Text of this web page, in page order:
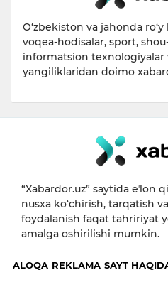
O‘zbekiston va jahonda
voqea-hodisalar, sport,
informatsion texnologiyalar
yangiliklaridan doimo
“Xabardor.uz” saytida eʼlon
nusxa ko‘chirish, tarqatish
foydalanish faqat tahririyat
amalga oshirilishi mumkin.
ALOQA REKLAMA SAYT